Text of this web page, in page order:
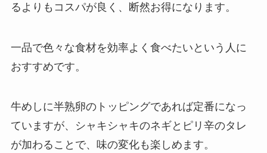
るよりもコスパが良く、断然お得になります。
一品で色々な食材を効率よく食べたいという人に
おすすめです。
牛めしに半熟卵のトッピングであれば定番になっ
ていますが、シャキシャキのネギとピリ辛のタレ
が加わることで、味の変化も楽しめます。